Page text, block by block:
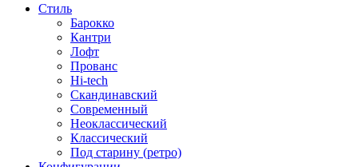
Стиль
Барокко
Кантри
Лофт
Прованс
Hi-tech
Скандинавский
Современный
Неоклассический
Классический
Под старину (ретро)